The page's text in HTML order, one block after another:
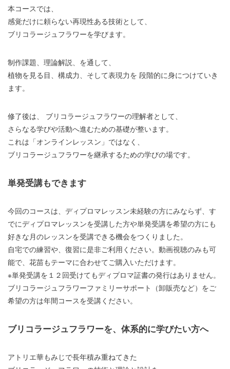
本コースでは、
感覚だけに頼らない再現性ある技術として、
ブリコラージュフラワーを学びます。
制作課題、理論解説、を通して、
植物を見る目、構成力、そして表現力を 段階的に身につけていき
ます。
修了後は、 ブリコラージュフラワーの理解者として、
さらなる学びや活動へ進むための基礎が整います。
これは「オンラインレッスン」ではなく、
ブリコラージュフラワーを継承するための学びの場です。
単発受講もできます
今回のコースは、ディプロマレッスン未経験の方にみならず、す
でにディプロマレッスンを受講した方や単発受講を希望の方にも
好きな月のレッスンを受講できる機会をつくりました。
自宅での練習や、復習に是非ご利用ください。動画視聴のみも可
能で、花苗もテーマに合わせてご購入いただけます。
※単発受講を１２回受けてもディプロマ証書の発行はありません。
ブリコラージュフラワーファミリーサポート（卸販売など）をご
希望の方は年間コースを受講ください。
ブリコラージュフラワーを、体系的に学びたい方へ
アトリエ華もみじで長年積み重ねてきた